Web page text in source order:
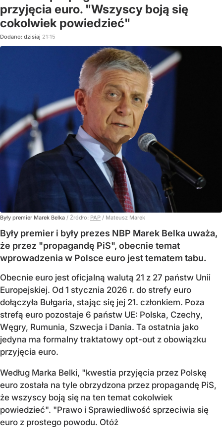
przyjęcia euro. "Wszyscy boją się
cokolwiek powiedzieć"
Dodano: dzisiaj 21:15
Były premier Marek Belka / Źródło: PAP / Mateusz Marek
Były premier i były prezes NBP Marek Belka uważa,
że przez "propagandę PiS", obecnie temat
wprowadzenia w Polsce euro jest tematem tabu.
Obecnie euro jest oficjalną walutą 21 z 27 państw Unii
Europejskiej. Od 1 stycznia 2026 r. do strefy euro
dołączyła Bułgaria, stając się jej 21. członkiem. Poza
strefą euro pozostaje 6 państw UE: Polska, Czechy,
Węgry, Rumunia, Szwecja i Dania. Ta ostatnia jako
jedyna ma formalny traktatowy opt-out z obowiązku
przyjęcia euro.
Według Marka Belki, "kwestia przyjęcia przez Polskę
euro została na tyle obrzydzona przez propagandę PiS,
że wszyscy boją się na ten temat cokolwiek
powiedzieć". "Prawo i Sprawiedliwość sprzeciwia się
euro z prostego powodu. Otóż